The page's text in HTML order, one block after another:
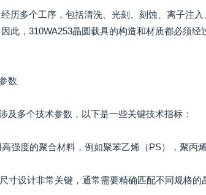
历多个工序，包括清洗、光刻、刻蚀、离子注
此，310WA253晶圆载具的构造和材质都必须
数
及多个技术参数，以下是一些关键技术指标：
强度的聚合材料，例如聚苯乙烯（PS），聚丙
寸设计非常关键，通常需要精确匹配不同规格